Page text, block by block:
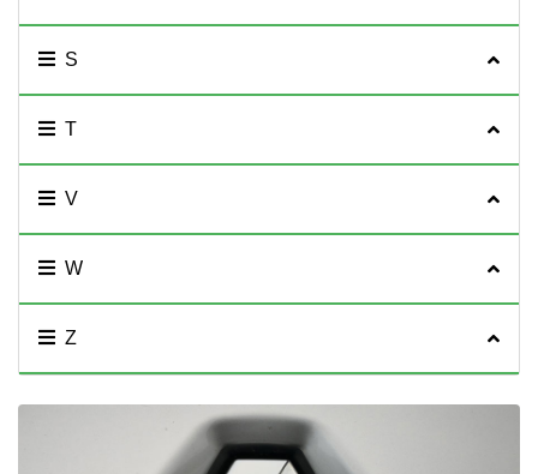
S
T
V
W
Z